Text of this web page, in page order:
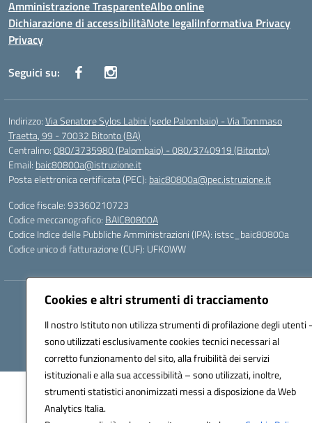
Cookies e altri strumenti di tracciamento
Il nostro Istituto non utilizza strumenti di profilazione degli utenti -
sono utilizzati esclusivamente cookies tecnici necessari al
corretto funzionamento del sito, alla fruibilità dei servizi
istituzionali e alla sua accessibilità – sono utilizzati, inoltre,
strumenti statistici anonimizzati messi a disposizione da Web
Analytics Italia.
Amministrazione TrasparenteAlbo online
Dichiarazione di accessibilitàNote legaliInformativa Privacy
Privacy
Seguici su:
Indirizzo:Via Senatore Sylos Labini (sede Palombaio) - Via Tommaso
Traetta, 99 - 70032 Bitonto (BA)
Centralino:080/3735980 (Palombaio) - 080/3740919 (Bitonto)
Email: baic80800a@istruzione.it
Posta elettronica certificata (PEC): baic80800a@pec.istruzione.it
Codice fiscale: 93360210723
Codice meccanografico: BAIC80800A
Codice Indice delle Pubbliche Amministrazioni (IPA): istsc_baic80800a
Codice unico di fatturazione (CUF): UFK0WW
Hosting & Powered by 3D Solution S.r.l.
Concept & Design by Designers Italia